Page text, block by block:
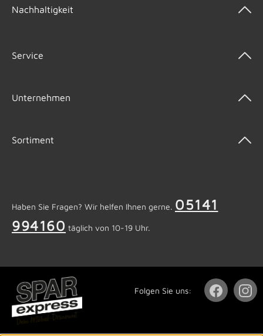
Nachhaltigkeit
Service
Unternehmen
Sortiment
Haben Sie Fragen? Wir helfen Ihnen gerne. 05141
994160 täglich von 10-19 Uhr.
Folgen Sie uns: